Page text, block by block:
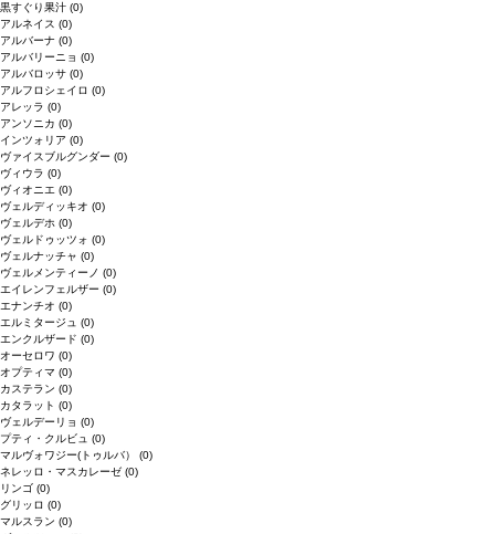
黒すぐり果汁 (0)
アルネイス (0)
アルバーナ (0)
アルバリーニョ (0)
アルバロッサ (0)
アルフロシェイロ (0)
アレッラ (0)
アンソニカ (0)
インツォリア (0)
ヴァイスブルグンダー (0)
ヴィウラ (0)
ヴィオニエ (0)
ヴェルディッキオ (0)
ヴェルデホ (0)
ヴェルドゥッツォ (0)
ヴェルナッチャ (0)
ヴェルメンティーノ (0)
エイレンフェルザー (0)
エナンチオ (0)
エルミタージュ (0)
エンクルザード (0)
オーセロワ (0)
オプティマ (0)
カステラン (0)
カタラット (0)
ヴェルデーリョ (0)
プティ・クルビュ (0)
マルヴォワジー(トゥルバ） (0)
ネレッロ・マスカレーゼ (0)
リンゴ (0)
グリッロ (0)
マルスラン (0)